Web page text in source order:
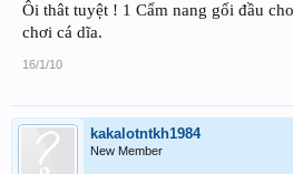
Ôi thât tuyệt ! 1 Cẩm nang gối đầu
chơi cá dĩa.
16/1/10
kakalotntkh1984
New Member